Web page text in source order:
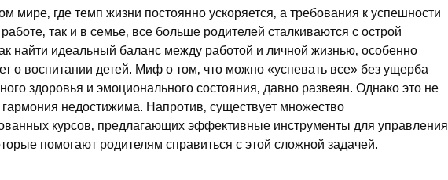
мире‚ где темп жизни постоянно ускоряется‚ а требования к успешности
работе‚ так и в семье‚ все больше родителей сталкиваются с острой
найти идеальный баланс между работой и личной жизнью‚ особенно
о воспитании детей. Миф о том‚ что можно «успевать все» без ущерба
здоровья и эмоционального состояния‚ давно развеян. Однако это не
гармония недостижима. Напротив‚ существует множество
курсов‚ предлагающих эффективные инструменты для управления
помогают родителям справиться с этой сложной задачей.